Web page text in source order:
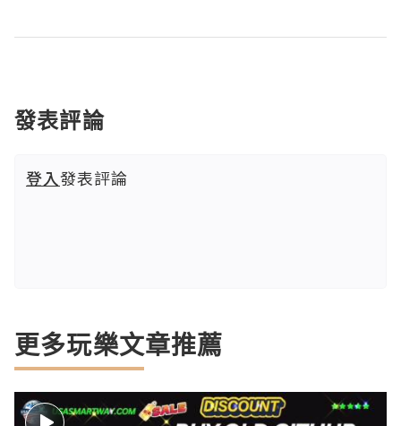
發表評論
登入發表評論
更多玩樂文章推薦